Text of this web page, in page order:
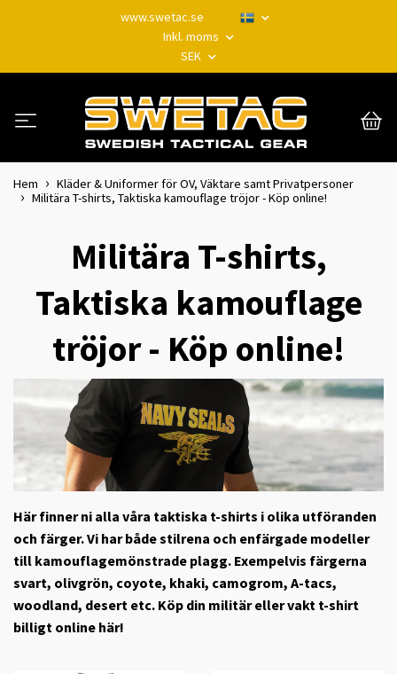
www.swetac.se
Inkl. moms
SEK
Hem
Kläder & Uniformer för OV, Väktare samt Privatpersoner
Militära T-shirts, Taktiska kamouflage tröjor - Köp online!
Militära T-shirts,
Taktiska kamouflage
tröjor - Köp online!
Här finner ni alla våra taktiska t-shirts i olika utföranden
och färger. Vi har både stilrena och enfärgade modeller
till kamouflagemönstrade plagg. Exempelvis färgerna
svart, olivgrön, coyote, khaki, camogrom, A-tacs,
woodland, desert etc. Köp din militär eller vakt t-shirt
billigt online här!